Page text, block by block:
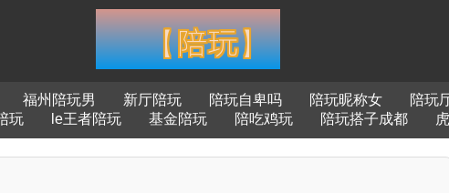
福州陪玩男 新厅陪玩 陪玩自卑吗 陪玩昵称女 陪玩
玩 le王者陪玩 基金陪玩 陪吃鸡玩 陪玩搭子成都